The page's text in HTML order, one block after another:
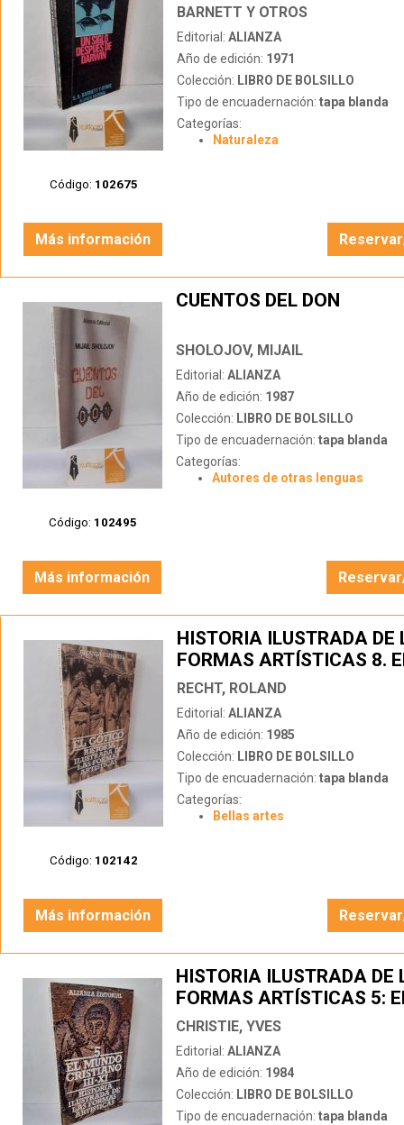
Código: 102675
BARNETT Y OTROS
Editorial: ALIANZA
Año de edición: 1971
Colección: LIBRO DE BOLSILLO
Tipo de encuadernación: tapa blanda
Categorías:
Naturaleza
Más información
Código: 102495
CUENTOS DEL DON
SHOLOJOV, MIJAIL
Editorial: ALIANZA
Año de edición: 1987
Colección: LIBRO DE BOLSILLO
Tipo de encuadernación: tapa blanda
Categorías:
Autores de otras lenguas
Más información
Código: 102142
HISTORIA ILUSTRADA DE
FORMAS ARTÍSTICAS 8.
RECHT, ROLAND
Editorial: ALIANZA
Año de edición: 1985
Colección: LIBRO DE BOLSILLO
Tipo de encuadernación: tapa blanda
Categorías:
Bellas artes
Más información
HISTORIA ILUSTRADA DE
FORMAS ARTÍSTICAS 5:
CRISTIANO SIGLOS III-XI
CHRISTIE, YVES
Editorial: ALIANZA
Año de edición: 1984
Colección: LIBRO DE BOLSILLO
Tipo de encuadernación: tapa blanda